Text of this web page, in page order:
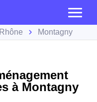
Rhône Montagny